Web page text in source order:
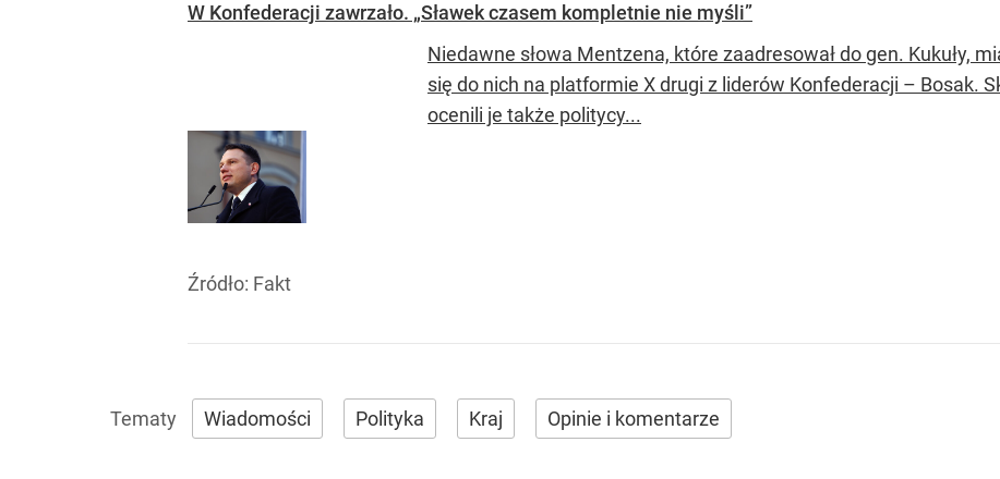
W Konfederacji zawrzało. „Sławek czasem kompletnie nie myśli”
Niedawne słowa Mentzena, które zaadresował do gen. Kukuły,
się do nich na platformie X drugi z liderów Konfederacji – Bosak.
ocenili je także politycy...
Źródło: Fakt
Wiadomości Polityka Kraj Opinie i komentarze